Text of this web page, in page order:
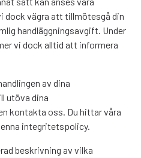
dock vägra att tillmötesgå din
handläggningsavgift. Under
vi dock alltid att informera
av dina
utöva dina
kontakta oss. Du hittar våra
integritetspolicy.
beskrivning av vilka